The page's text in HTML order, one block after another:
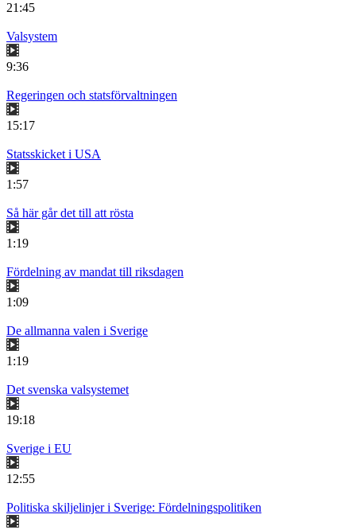
21:45
Valsystem
9:36
Regeringen och statsförvaltningen
15:17
Statsskicket i USA
1:57
Så här går det till att rösta
1:19
Fördelning av mandat till riksdagen
1:09
De allmanna valen i Sverige
1:19
Det svenska valsystemet
19:18
Sverige i EU
12:55
Politiska skiljelinjer i Sverige: Fördelningspolitiken